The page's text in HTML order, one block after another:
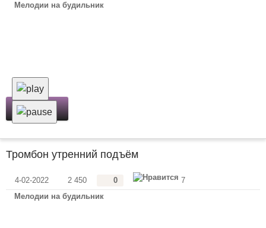
Мелодии на будильник
Скачать
Тромбон утренний подъём
4-02-2022 2 450 0
7
Мелодии на будильник